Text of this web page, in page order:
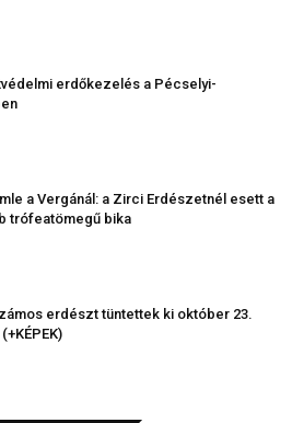
erdőkezelés a Pécselyi-
a Vergánál: a Zirci Erdészetnél esett a
trófeatömegű bika
erdészt tüntettek ki október 23.